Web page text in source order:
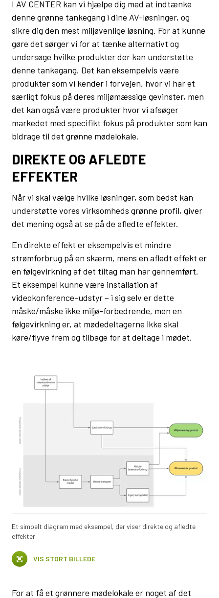
I AV CENTER kan vi hjælpe dig med at indtænke
denne grønne tankegang i dine AV-løsninger, og
sikre dig den mest miljøvenlige løsning. For at kunne
gøre det sørger vi for at tænke alternativt og
undersøge hvilke produkter der kan understøtte
denne tankegang. Det kan eksempelvis være
produkter som vi kender i forvejen, hvor vi har et
særligt fokus på deres miljømæssige gevinster, men
det kan også være produkter hvor vi afsøger
markedet med specifikt fokus på produkter som kan
bidrage til det grønne mødelokale.
DIREKTE OG AFLEDTE
EFFEKTER
Når vi skal vælge hvilke løsninger, som bedst kan
understøtte vores virksomheds grønne profil, giver
det mening også at se på de afledte effekter.
En direkte effekt er eksempelvis et mindre
strømforbrug på en skærm, mens en afledt effekt er
en følgevirkning af det tiltag man har gennemført.
Et eksempel kunne være installation af
videokonference-udstyr – i sig selv er dette
måske/måske ikke miljø-forbedrende, men en
følgevirkning er, at mødedeltagerne ikke skal
køre/flyve frem og tilbage for at deltage i mødet.
Et simpelt diagram med eksempel, der viser direkte og afledte
effekter
VIS STORT BILLEDE
For at få et grønnere mødelokale er noget af det